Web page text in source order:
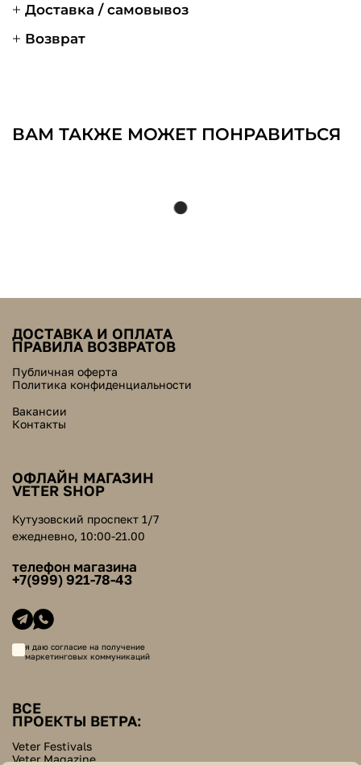
Доставка / самовывоз
Возврат
ВАМ ТАКЖЕ МОЖЕТ ПОНРАВИТЬСЯ
ДОСТАВКА И ОПЛАТА
ПРАВИЛА ВОЗВРАТОВ
Публичная оферта
Политика конфиденциальности
Вакансии
Контакты
ОФЛАЙН МАГАЗИН
VETER SHOP
Кутузовский проспект 1/7
ежедневно, 10:00-21.00
телефон магазина
+7(999) 921-78-43
я даю согласие на получение
маркетинговых коммуникаций
ВСЕ
ПРОЕКТЫ ВЕТРА:
Veter Festivals
Veter Magazine